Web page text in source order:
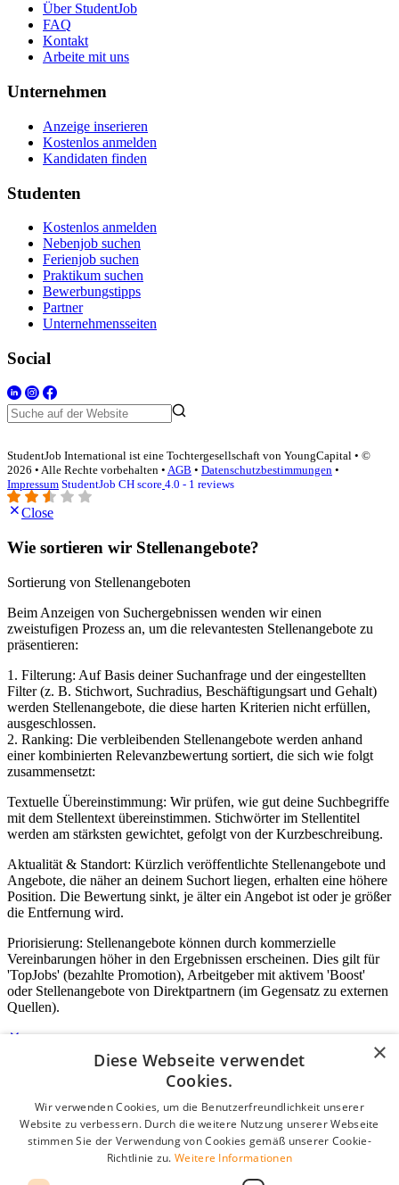
Über StudentJob
FAQ
Kontakt
Arbeite mit uns
Unternehmen
Anzeige inserieren
Kostenlos anmelden
Kandidaten finden
Studenten
Kostenlos anmelden
Nebenjob suchen
Ferienjob suchen
Praktikum suchen
Bewerbungstipps
Partner
Unternehmensseiten
Social
StudentJob International ist eine Tochtergesellschaft von YoungCapital • ©
2026 • Alle Rechte vorbehalten • AGB • Datenschutzbestimmungen •
Impressum StudentJob CH score 4.0 - 1 reviews
Close
Wie sortieren wir Stellenangebote?
Sortierung von Stellenangeboten
Beim Anzeigen von Suchergebnissen wenden wir einen
zweistufigen Prozess an, um die relevantesten Stellenangebote zu
präsentieren:
1. Filterung: Auf Basis deiner Suchanfrage und der eingestellten
Filter (z. B. Stichwort, Suchradius, Beschäftigungsart und Gehalt)
werden Stellenangebote, die diese harten Kriterien nicht erfüllen,
ausgeschlossen.
2. Ranking: Die verbleibenden Stellenangebote werden anhand
einer kombinierten Relevanzbewertung sortiert, die sich wie folgt
zusammensetzt:
Textuelle Übereinstimmung: Wir prüfen, wie gut deine Suchbegriffe
mit dem Stellentext übereinstimmen. Stichwörter im Stellentitel
werden am stärksten gewichtet, gefolgt von der Kurzbeschreibung.
Aktualität & Standort: Kürzlich veröffentlichte Stellenangebote und
Angebote, die näher an deinem Suchort liegen, erhalten eine höhere
Position. Die Bewertung sinkt, je älter ein Angebot ist oder je größer
die Entfernung wird.
Priorisierung: Stellenangebote können durch kommerzielle
Vereinbarungen höher in den Ergebnissen erscheinen. Dies gilt für
'TopJobs' (bezahlte Promotion), Arbeitgeber mit aktivem 'Boost'
oder Stellenangebote von Direktpartnern (im Gegensatz zu externen
Quellen).
Login für Unternehmen
E-Mail*
Passwort
Angemeldet bleiben
×
Diese Webseite verwendet
Cookies.
Wir verwenden Cookies, um die Benutzerfreundlichkeit unserer
Website zu verbessern. Durch die weitere Nutzung unserer Webseite
stimmen Sie der Verwendung von Cookies gemäß unserer Cookie-
Richtlinie zu. Weitere Informationen